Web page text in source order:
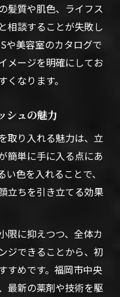
気カラーの魅力
気カラーの相乗効
叶う垢抜けスタイ
ラー選び最新傾向
験で差をつける方
ーとメッシュの融
ッシュ提案法
ッシュ提案ポイン
室メッシュスタイ
髪質や肌色、ライフス
相談することが失敗し
や美容室のカタログで
メージを明確にしてお
なります。
シュの魅力
取り入れる魅力は、立
簡単に手に入る点にあ
色を入れることで、
立ちを引き立てる効果
限に抑えつつ、全体カ
ジできることから、初
すめです。福岡市中央
最新の薬剤や技術を駆